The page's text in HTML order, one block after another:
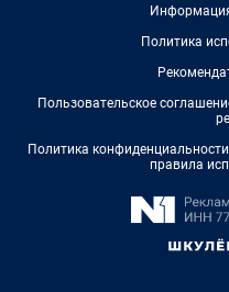
Политика
Пользовательское
Политика
правила